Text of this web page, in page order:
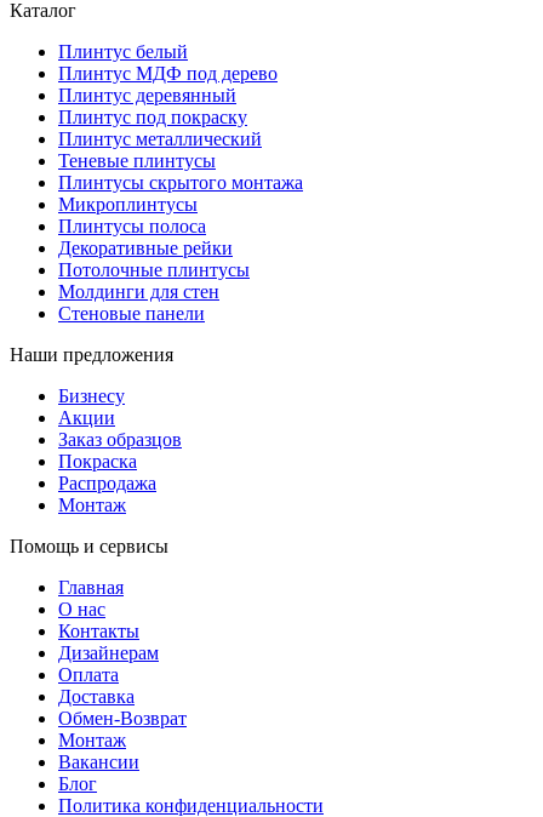
Каталог
Плинтус белый
Плинтус МДФ под дерево
Плинтус деревянный
Плинтус под покраску
Плинтус металлический
Теневые плинтусы
Плинтусы скрытого монтажа
Микроплинтусы
Плинтусы полоса
Декоративные рейки
Потолочные плинтусы
Молдинги для стен
Стеновые панели
Наши предложения
Бизнесу
Акции
Заказ образцов
Покраска
Распродажа
Монтаж
Помощь и сервисы
Главная
О нас
Контакты
Дизайнерам
Оплата
Доставка
Обмен-Возврат
Монтаж
Вакансии
Блог
Политика конфиденциальности